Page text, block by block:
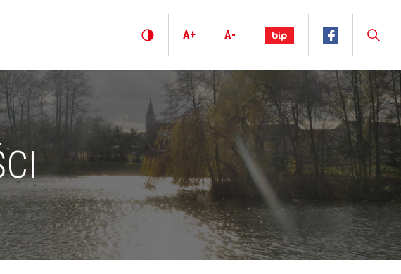
A+ A-